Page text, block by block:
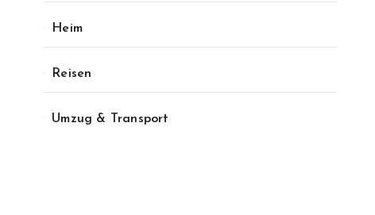
Heim
Reisen
Umzug & Transport